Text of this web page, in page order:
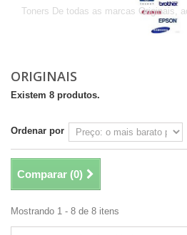
Toners De todas as marcas Originais,
ORIGINAIS
Existem 8 produtos.
Ordenar por
Comparar (0)
Mostrando 1 - 8 de 8 itens